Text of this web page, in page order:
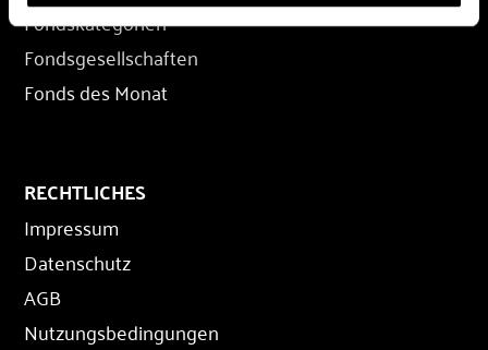
Fondskategorien
Fondsgesellschaften
Fonds des Monat
RECHTLICHES
Impressum
Datenschutz
AGB
Nutzungsbedingungen